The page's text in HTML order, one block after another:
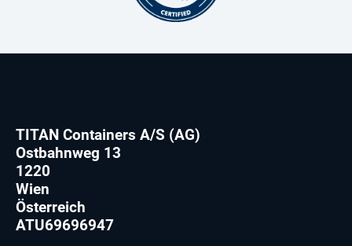
TITAN Containers A/S (AG)
Ostbahnweg 13
1220
Wien
Österreich
ATU69696947